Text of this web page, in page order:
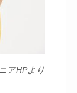
アHPより